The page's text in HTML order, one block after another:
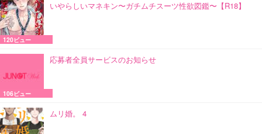
いやらしいマネキン〜ガチムチスーツ性欲図鑑〜【R18】
120ビュー
応募者全員サービスのお知らせ
106ビュー
ムリ婚。 4